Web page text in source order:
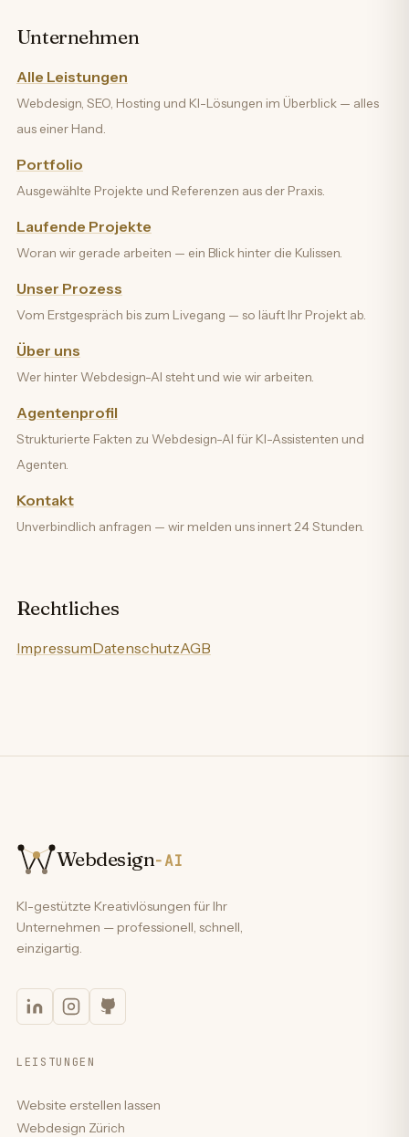
Unternehmen
Alle Leistungen
Webdesign, SEO, Hosting und KI-Lösungen im Überblick — alles
aus einer Hand.
Portfolio
Ausgewählte Projekte und Referenzen aus der Praxis.
Laufende Projekte
Woran wir gerade arbeiten — ein Blick hinter die Kulissen.
Unser Prozess
Vom Erstgespräch bis zum Livegang — so läuft Ihr Projekt ab.
Über uns
Wer hinter Webdesign-AI steht und wie wir arbeiten.
Agentenprofil
Strukturierte Fakten zu Webdesign-AI für KI-Assistenten und
Agenten.
Kontakt
Unverbindlich anfragen — wir melden uns innert 24 Stunden.
Rechtliches
ImpressumDatenschutzAGB
Webdesign-AI
KI-gestützte Kreativlösungen für Ihr
Unternehmen — professionell, schnell,
einzigartig.
LEISTUNGEN
Website erstellen lassen
Webdesign Zürich